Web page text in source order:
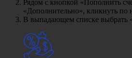
Рядом с кнопкой «Пополнить
«Дополнительно», кликнуть по
В выпадающем списке выбрать